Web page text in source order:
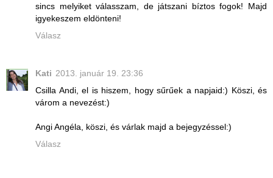
sincs melyiket válasszam, de játszani bíztos fogok! Majd
igyekeszem eldönteni!
Válasz
Kati 2013. január 19. 23:36
Csilla Andi, el is hiszem, hogy sűrűek a napjaid:) Köszi, és
várom a nevezést:)
Angi Angéla, köszi, és várlak majd a bejegyzéssel:)
Válasz